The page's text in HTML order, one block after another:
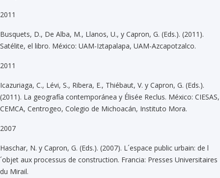
2011
Busquets, D., De Alba, M., Llanos, U., y Capron, G. (Eds.). (2011).
Satélite, el libro. México: UAM-Iztapalapa, UAM-Azcapotzalco.
2011
Icazuriaga, C., Lévi, S., Ribera, E., Thiébaut, V. y Capron, G. (Eds.).
(2011). La geografía contemporánea y Élisée Reclus. México: CIESAS,
CEMCA, Centrogeo, Colegio de Michoacán, Instituto Mora.
2007
Haschar, N. y Capron, G. (Eds.). (2007). L´espace public urbain: de l
´objet aux processus de construction. Francia: Presses Universitaires
du Mirail.